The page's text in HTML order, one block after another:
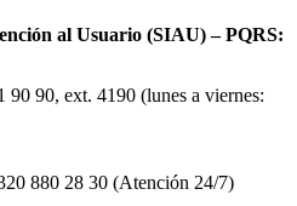
al Usuario (SIAU) – PQRS:
90, ext. 4190 (lunes a viernes:
880 28 30 (Atención 24/7)